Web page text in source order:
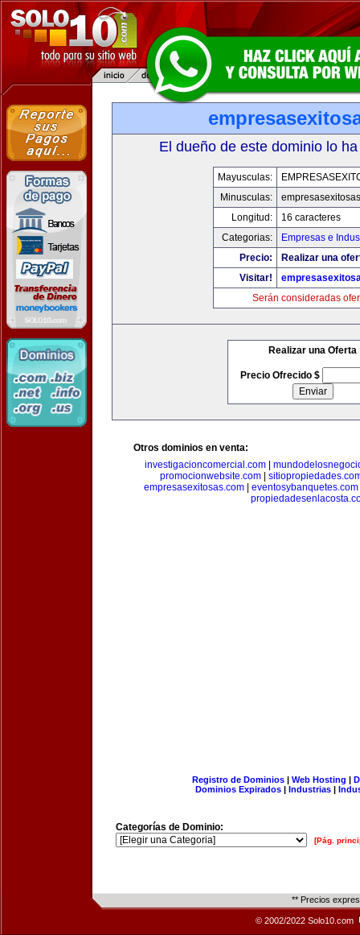
El dueño de este dominio lo
Mayusculas:
Minusculas:
Longitud:
16 caracteres
Categorias:
Empresas e
Precio:
Realizar una
Visitar!
Serán consideradas
Realizar una Oferta
Precio Ofrecido $
Otros dominios en venta:
investigacioncomercial.com
promocionwebsite.com
empresasexitosas.com
eventosybanquetes.com
Registro de Dominios| Web Hosting |
Dominios Expirados | Industrias |
Categorías de Dominio:
[Pág.
** Precios
© 2002/2022 Solo10.com